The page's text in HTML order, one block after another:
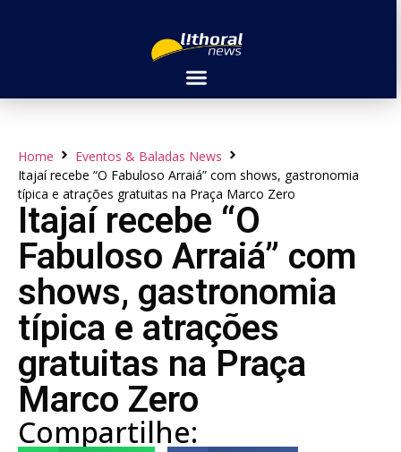
Home
Eventos & Baladas News
Itajaí recebe “O Fabuloso Arraiá” com shows, gastronomia
típica e atrações gratuitas na Praça Marco Zero
Itajaí recebe “O
Fabuloso Arraiá” com
shows, gastronomia
típica e atrações
gratuitas na Praça
Marco Zero
Compartilhe: